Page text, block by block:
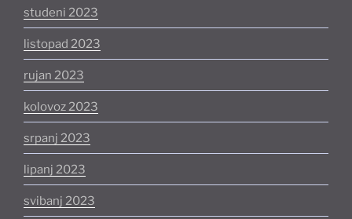
studeni 2023
listopad 2023
rujan 2023
kolovoz 2023
srpanj 2023
lipanj 2023
svibanj 2023